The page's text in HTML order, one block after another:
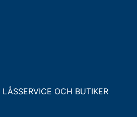
LÅSSERVICE OCH BUTIKER